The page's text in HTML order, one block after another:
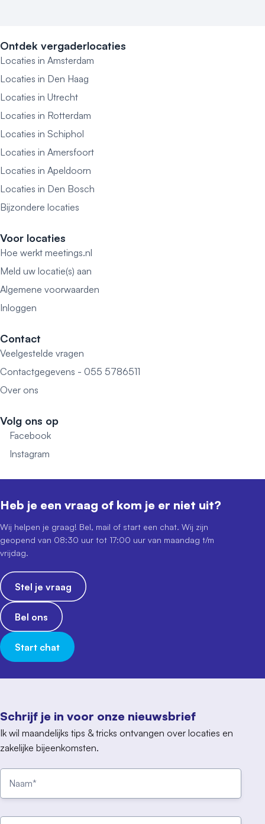
Ontdek vergaderlocaties
Locaties in Amsterdam
Locaties in Den Haag
Locaties in Utrecht
Locaties in Rotterdam
Locaties in Schiphol
Locaties in Amersfoort
Locaties in Apeldoorn
Locaties in Den Bosch
Bijzondere locaties
Voor locaties
Hoe werkt meetings.nl
Meld uw locatie(s) aan
Algemene voorwaarden
Inloggen
Contact
Veelgestelde vragen
Contactgegevens - 055 5786511
Over ons
Volg ons op
Facebook
Instagram
Schrijf je in voor onze nieuwsbrief
Ik wil maandelijks tips & tricks ontvangen over locaties en
zakelijke bijeenkomsten.
Heb je een vraag of kom je er niet uit?
Wij helpen je graag! Bel, mail of start een chat. Wij zijn
geopend van 08:30 uur tot 17:00 uur van maandag t/m
vrijdag.
Stel je vraag
Bel ons
Start chat